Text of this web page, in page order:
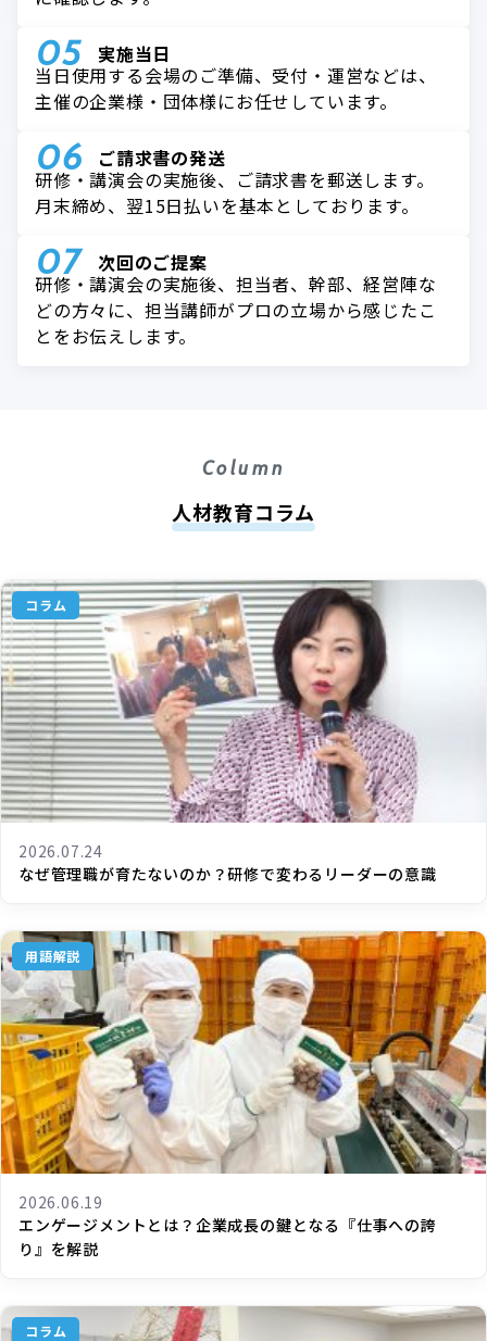
実施当日
当日使用する会場のご準備、受付・運営などは、
主催の企業様・団体様にお任せしています。
ご請求書の発送
研修・講演会の実施後、ご請求書を郵送します。
月末締め、翌15日払いを基本としております。
次回のご提案
研修・講演会の実施後、担当者、幹部、経営陣な
どの方々に、担当講師がプロの立場から感じたこ
とをお伝えします。
人材教育コラム
コラム
2026.07.24
なぜ管理職が育たないのか？研修で変わるリーダーの意識
用語解説
2026.06.19
エンゲージメントとは？企業成長の鍵となる『仕事への誇
り』を解説
コラム